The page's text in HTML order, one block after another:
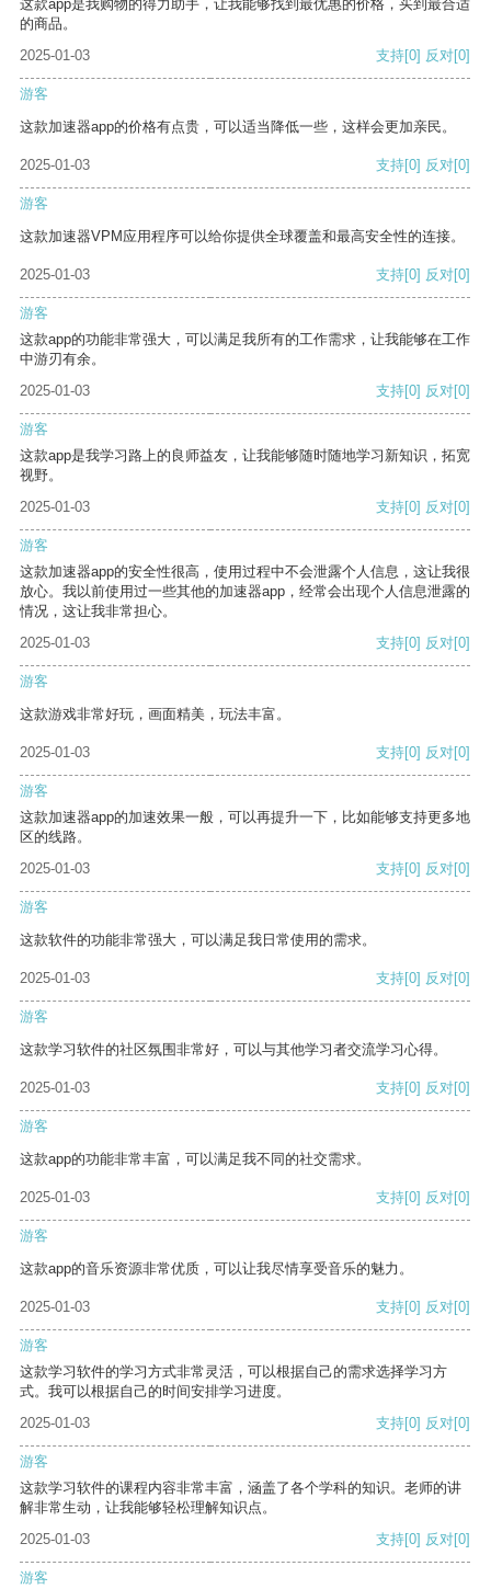
这款app是我购物的得力助手，让我能够找到最优惠的价格，买到最合适
的商品。
2025-01-03
支持[0] 反对[0]
游客
这款加速器app的价格有点贵，可以适当降低一些，这样会更加亲民。
2025-01-03 支持[0] 反对[0]
游客
这款加速器VPM应用程序可以给你提供全球覆盖和最高安全性的连接。
2025-01-03 支持[0] 反对[0]
游客
这款app的功能非常强大，可以满足我所有的工作需求，让我能够在工作
中游刃有余。
2025-01-03
支持[0] 反对[0]
游客
这款app是我学习路上的良师益友，让我能够随时随地学习新知识，拓宽
视野。
2025-01-03
支持[0] 反对[0]
游客
这款加速器app的安全性很高，使用过程中不会泄露个人信息，这让我很
放心。我以前使用过一些其他的加速器app，经常会出现个人信息泄露的
情况，这让我非常担心。
2025-01-03
支持[0] 反对[0]
游客
这款游戏非常好玩，画面精美，玩法丰富。
2025-01-03 支持[0] 反对[0]
游客
这款加速器app的加速效果一般，可以再提升一下，比如能够支持更多地
区的线路。
2025-01-03
支持[0] 反对[0]
游客
这款软件的功能非常强大，可以满足我日常使用的需求。
2025-01-03 支持[0] 反对[0]
游客
这款学习软件的社区氛围非常好，可以与其他学习者交流学习心得。
2025-01-03 支持[0] 反对[0]
游客
这款app的功能非常丰富，可以满足我不同的社交需求。
2025-01-03 支持[0] 反对[0]
游客
这款app的音乐资源非常优质，可以让我尽情享受音乐的魅力。
2025-01-03 支持[0] 反对[0]
游客
这款学习软件的学习方式非常灵活，可以根据自己的需求选择学习方
式。我可以根据自己的时间安排学习进度。
2025-01-03
支持[0] 反对[0]
游客
这款学习软件的课程内容非常丰富，涵盖了各个学科的知识。老师的讲
解非常生动，让我能够轻松理解知识点。
2025-01-03
支持[0] 反对[0]
游客